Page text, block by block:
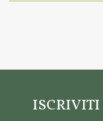
ISCRIVITI